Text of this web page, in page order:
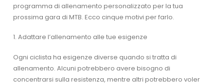
programma di allenamento personalizzato per la tua
prossima gara di MTB. Ecco cinque motivi per farlo.
1. Adattare l’allenamento alle tue esigenze
Ogni ciclista ha esigenze diverse quando si tratta di
allenamento. Alcuni potrebbero avere bisogno di
concentrarsi sulla resistenza, mentre altri potrebbero voler